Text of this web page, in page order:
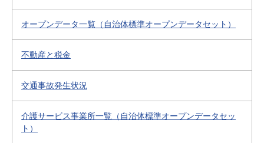
オープンデータ一覧（自治体標準オープンデータセット）
不動産と税金
交通事故発生状況
介護サービス事業所一覧（自治体標準オープンデータセッ
ト）